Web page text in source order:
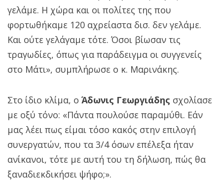
γελάμε. Η χώρα και οι πολίτες της που
φορτωθήκαμε 120 αχρείαστα δισ. δεν γελάμε.
Και ούτε γελάγαμε τότε. Όσοι βίωσαν τις
τραγωδίες, όπως για παράδειγμα οι συγγενείς
στο Μάτι», συμπλήρωσε ο κ. Μαρινάκης.
Στο ίδιο κλίμα, ο Άδωνις Γεωργιάδης σχολίασε
με οξύ τόνο: «Πάντα πουλούσε παραμύθι. Εάν
μας λέει πως είμαι τόσο κακός στην επιλογή
συνεργατών, που τα 3/4 όσων επέλεξα ήταν
ανίκανοι, τότε με αυτή του τη δήλωση, πώς θα
ξαναδιεκδικήσει ψήφο;».